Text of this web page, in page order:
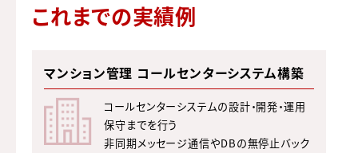
これまでの実績例
マンション管理 コールセンターシステム構築
コールセンターシステムの設計・開発・運用
保守までを行う
非同期メッセージ通信やDBの無停止バック